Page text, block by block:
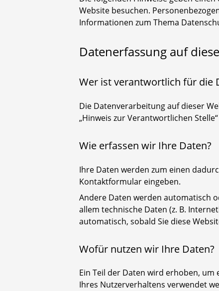
Website besuchen.
Informationen zum Thema
Datenerfassung auf
Wer ist verantwortlich für die
Die Datenverarbeitung auf dieser
„Hinweis zur Verantwortlichen
Wie erfassen wir Ihre Daten?
Ihre Daten werden zum einen
Kontaktformular eingeben.
Andere Daten werden automatisch
allem technische Daten (z. B.
automatisch, sobald Sie diese
Wofür nutzen wir Ihre Daten?
Ein Teil der Daten wird erhoben,
Ihres Nutzerverhaltens verwendet